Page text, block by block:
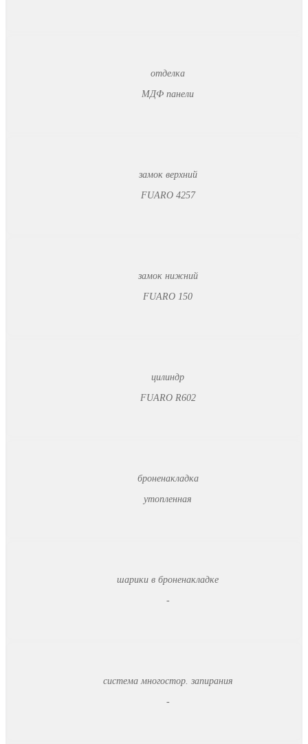
отделка
МДФ панели
замок верхний
FUARO 4257
замок нижний
FUARO 150
цилиндр
FUARO R602
броненакладка
утопленная
шарики в броненакладке
-
система многостор. запирания
-